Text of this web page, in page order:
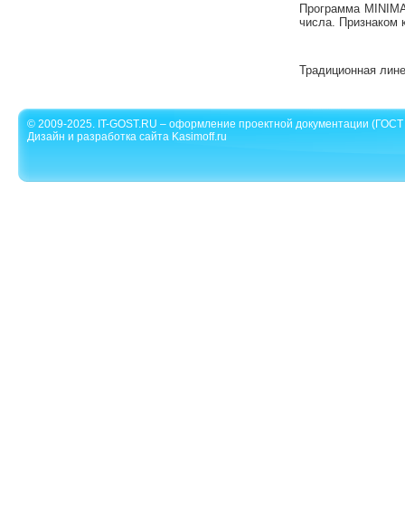
Программа
числа. Признаком
Традиционная
© 2009-2025. IT-GOST.RU – оформление проектной документации
Дизайн и разработка сайта Kasimoff.ru